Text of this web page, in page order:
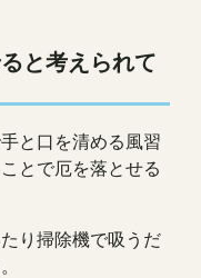
と考えられて
と口を清める風習
とで厄を落とせる
り掃除機で吸うだ